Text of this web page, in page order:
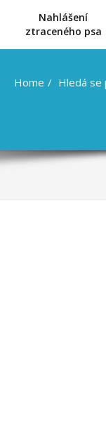
Nahlášení
ztraceného psa
Home Hledá se